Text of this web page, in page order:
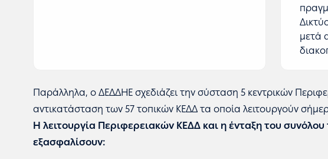
μετά
Παράλληλα, ο ΔΕΔΔΗΕ σχεδιάζει την σύσταση 5 κεντρικών
αντικατάσταση των 57 τοπικών ΚΕΔΔ τα οποία λειτουργούν
Η λειτουργία Περιφερειακών ΚΕΔΔ και η ένταξη του
εξασφαλίσουν: